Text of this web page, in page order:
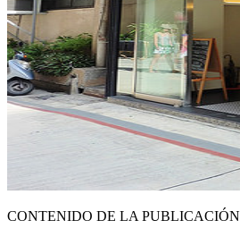
CONTENIDO DE LA PUBLICACIÓN